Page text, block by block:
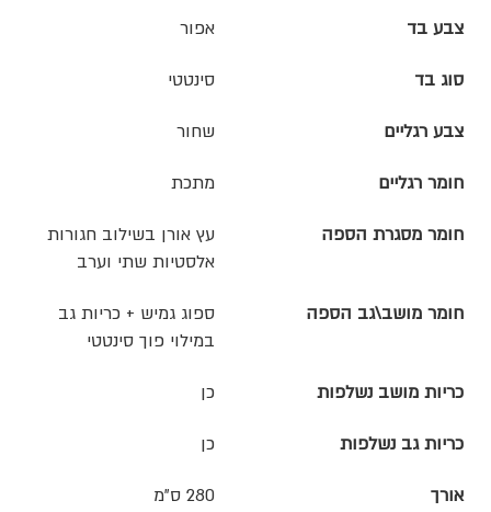
צבע בד אפור
סוג בד סינטטי
צבע רגליים שחור
חומר רגליים מתכת
חומר מסגרת הספה
עץ אורן בשילוב חגורות
אלסטיות שתי וערב
חומר מושב\גב הספה
ספוג גמיש + כריות גב
במילוי פוך סינטטי
כריות מושב נשלפות כן
כריות גב נשלפות כן
אורך 280 ס"מ